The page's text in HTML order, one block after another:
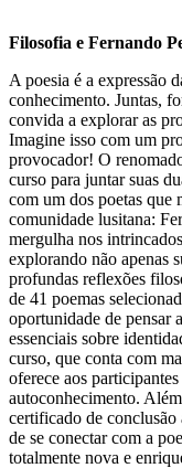
Filosofia e Fernando
A poesia é a expressão
conhecimento. Juntas,
convida a explorar as
Imagine isso com um
provocador! O
curso para juntar suas
com um dos poetas que
comunidade lusitana:
mergulha nos
explorando não apenas
profundas reflexões
de 41 poemas
oportunidade de pensar
essenciais sobre
curso, que conta com
oferece aos
autoconhecimento.
certificado de
de se conectar com a
totalmente nova e